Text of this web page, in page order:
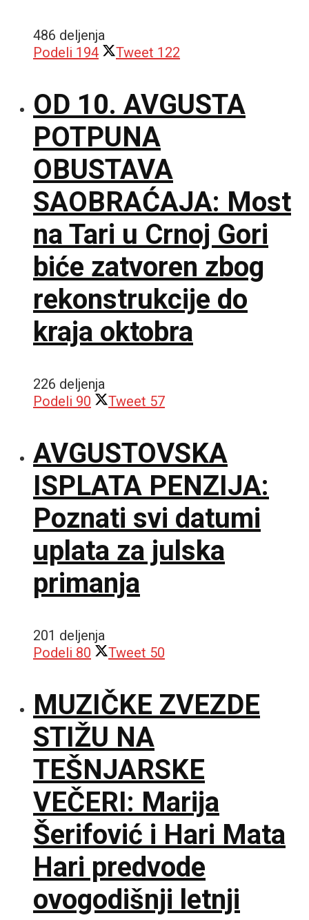
486 deljenja
Podeli 194 Tweet 122
OD 10. AVGUSTA
POTPUNA
OBUSTAVA
SAOBRAĆAJA: Most
na Tari u Crnoj Gori
biće zatvoren zbog
rekonstrukcije do
kraja oktobra
226 deljenja
Podeli 90 Tweet 57
AVGUSTOVSKA
ISPLATA PENZIJA:
Poznati svi datumi
uplata za julska
primanja
201 deljenja
Podeli 80 Tweet 50
MUZIČKE ZVEZDE
STIŽU NA
TEŠNJARSKE
VEČERI: Marija
Šerifović i Hari Mata
Hari predvode
ovogodišnji letnji